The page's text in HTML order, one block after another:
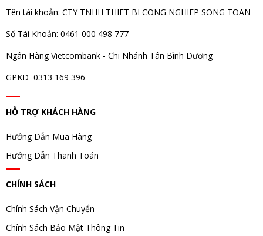
Tên tài khoản: CTY TNHH THIET BI CONG NGHIEP SONG TOAN
Số Tài Khoản: 0461 000 498 777
Ngân Hàng Vietcombank - Chi Nhánh Tân Bình Dương
GPKD 0313 169 396
HỖ TRỢ KHÁCH HÀNG
Hướng Dẫn Mua Hàng
Hướng Dẫn Thanh Toán
CHÍNH SÁCH
Chính Sách Vận Chuyển
Chính Sách Bảo Mật Thông Tin